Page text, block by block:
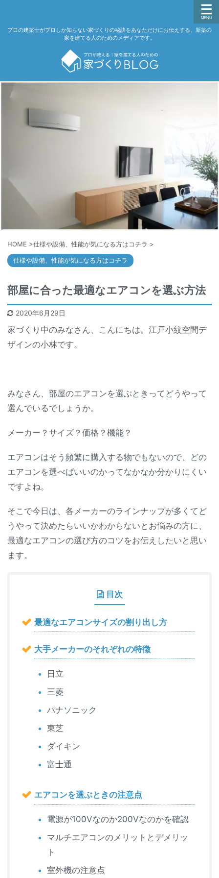
プロの建築士がプロしか知らない家づくりの秘訣をあなただけにお伝えする、新築の
家を建てる人のためのメディアです。
HOME >仕様や設備、性能が気になる方はコチラ >
仕様や設備、性能が気になる方はコチラ
部屋に合った最適なエアコンを選ぶ方法
2020年6月29日
家づくり中のみなさん、こんにちは。江戸小紋空間デ
ザインの小林です。
みなさん、部屋のエアコンを選ぶときってどうやって
選んでいるでしょうか。
メーカー？サイズ？価格？機能？
エアコンはそう頻繁に購入する物でもないので、どの
エアコンを選べばいいのかってなかなか分かりにくい
ですよね。
そこで今日は、各メーカーのラインナップが多くてど
うやって決めたらいいかわからないとお悩みの方に、
最適なエアコンの選び方のコツをお伝えしたいと思い
ます。
目次
最適なエアコンサイズの割り出し方
大手メーカーのそれぞれの特徴
日立
三菱
パナソニック
東芝
ダイキン
富士通
エアコンを選ぶときの注意点
電源が100Vなのか200Vなのかを確認
マルチエアコンのメリットとデメリッ
ト
室外機の注意点